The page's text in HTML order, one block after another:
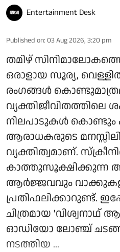
Entertainment Desk
Published on: 03 Aug 2026, 3:20 pm
തമിഴ്
ഒരാളായ സൂര്യ,
രംഗങ്ങൾ
നിലപാടുകൾ
ആരാധകരുടെ
വ്യക്തിത്വമാണ്.
കാത്തുസൂക്ഷിക്കുന്ന
ആർജ്ജവവും
പ്രതിഫലിക്കാറുണ്ട്.
ചിത്രമായ
ഓഡിയോ ലോഞ്ച്
നടത്തിയ ...